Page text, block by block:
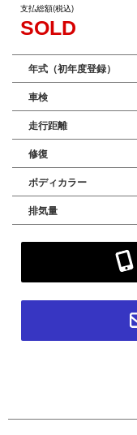
支払総額(税込)
SOLD
年式（初年度登録）
車検
走行距離
修復
ボディカラー
排気量